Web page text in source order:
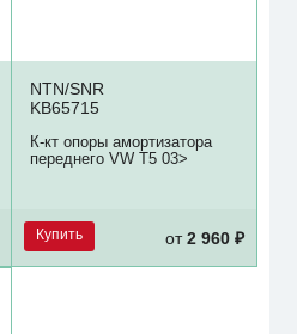
NTN/SNR
KB65715
К-кт опоры амортизатора
переднего VW T5 03>
Купить от2 960 ₽